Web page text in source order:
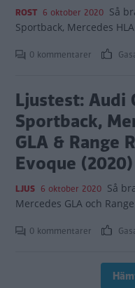
ROST 6 oktober 2020 Så
Sportback, Mercedes
0 kommentarer
Ljustest: Audi
Sportback,
GLA & Range
Evoque (2020)
LJUS 6 oktober 2020 Så
Mercedes GLA och
0 kommentarer